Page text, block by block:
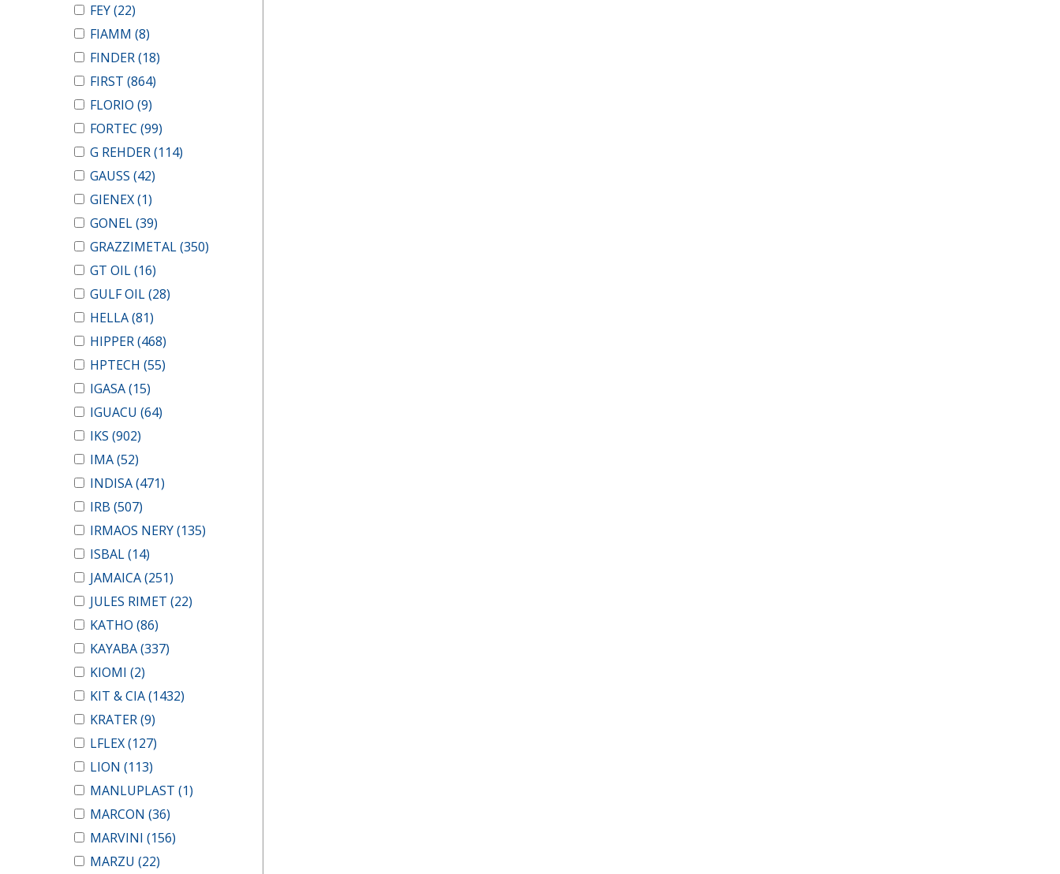
FEY(22)
FIAMM (8)
FINDER(18)
FIRST (864)
FLORIO (9)
FORTEC (99)
G REHDER(114)
GAUSS (42)
GIENEX(1)
GONEL(39)
GRAZZIMETAL(350)
GT OIL(16)
GULF OIL(28)
HELLA(81)
HIPPER(468)
HPTECH (55)
IGASA(15)
IGUACU (64)
IKS (902)
IMA(52)
INDISA(471)
IRB (507)
IRMAOS NERY(135)
ISBAL(14)
JAMAICA(251)
JULES RIMET (22)
KATHO (86)
KAYABA(337)
KIOMI (2)
KIT & CIA(1432)
KRATER(9)
LFLEX(127)
LION (113)
MANLUPLAST (1)
MARCON (36)
MARVINI (156)
MARZU (22)